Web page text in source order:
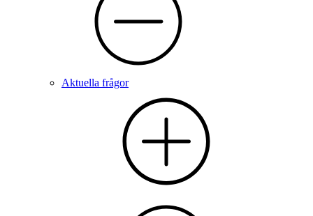
Aktuella frågor